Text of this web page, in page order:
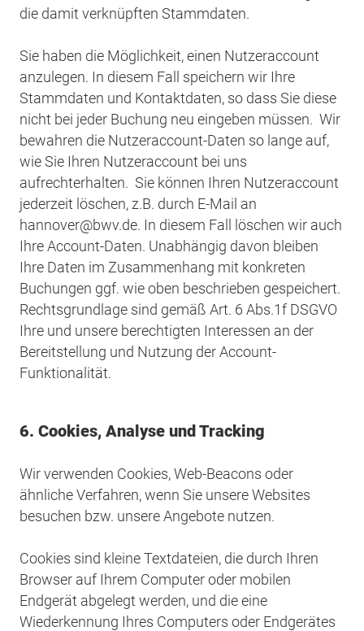
die damit verknüpften Stammdaten.
Sie haben die Möglichkeit, einen Nutzeraccount
anzulegen. In diesem Fall speichern wir Ihre
Stammdaten und Kontaktdaten, so dass Sie diese
nicht bei jeder Buchung neu eingeben müssen. Wir
bewahren die Nutzeraccount-Daten so lange auf,
wie Sie Ihren Nutzeraccount bei uns
aufrechterhalten. Sie können Ihren Nutzeraccount
jederzeit löschen, z.B. durch E-Mail an
hannover@bwv.de. In diesem Fall löschen wir auch
Ihre Account-Daten. Unabhängig davon bleiben
Ihre Daten im Zusammenhang mit konkreten
Buchungen ggf. wie oben beschrieben gespeichert.
Rechtsgrundlage sind gemäß Art. 6 Abs.1f DSGVO
Ihre und unsere berechtigten Interessen an der
Bereitstellung und Nutzung der Account-
Funktionalität.
6. Cookies, Analyse und Tracking
Wir verwenden Cookies, Web-Beacons oder
ähnliche Verfahren, wenn Sie unsere Websites
besuchen bzw. unsere Angebote nutzen.
Cookies sind kleine Textdateien, die durch Ihren
Browser auf Ihrem Computer oder mobilen
Endgerät abgelegt werden, und die eine
Wiederkennung Ihres Computers oder Endgerätes